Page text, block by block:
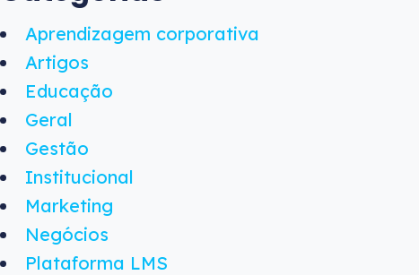
Aprendizagem corporativa
Artigos
Educação
Geral
Gestão
Institucional
Marketing
Negócios
Plataforma LMS